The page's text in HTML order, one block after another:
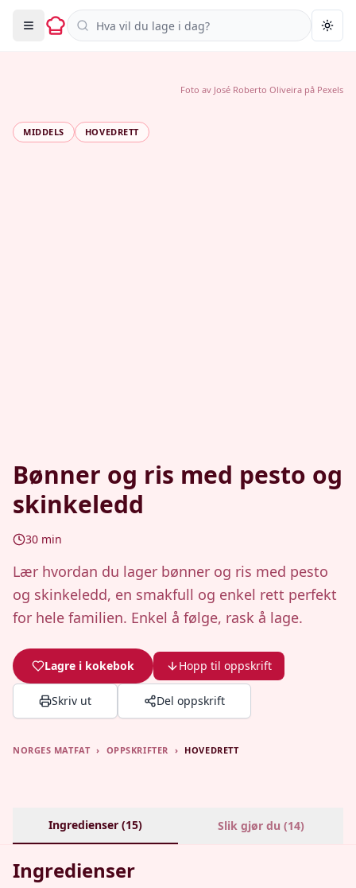
Søk i oppskrifter
MIDDELS HOVEDRETT
Bønner og ris med pesto og
skinkeledd
30 min
Lær hvordan du lager bønner og ris med pesto
og skinkeledd, en smakfull og enkel rett perfekt
for hele familien. Enkel å følge, rask å lage.
Lagre i kokebok Hopp til oppskrift
Skriv ut Del oppskrift
Foto av José Roberto Oliveira på Pexels
NORGES MATFAT › OPPSKRIFTER › HOVEDRETT
Ingredienser (15) Slik gjør du (14)
Ingredienser